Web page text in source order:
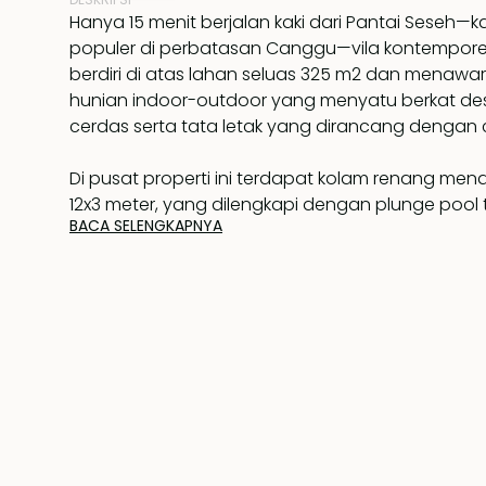
Hanya 15 menit berjalan kaki dari Pantai
populer di perbatasan Canggu—vila
berdiri di atas lahan seluas 325 m2 dan
hunian indoor-outdoor yang menyatu berkat
cerdas serta tata letak yang dirancang dengan
Di pusat properti ini terdapat kolam renang
12x3 meter, yang dilengkapi dengan plunge
sempurna untuk bersantai dan menikmati koktail
BACA SELENGKAPNYA